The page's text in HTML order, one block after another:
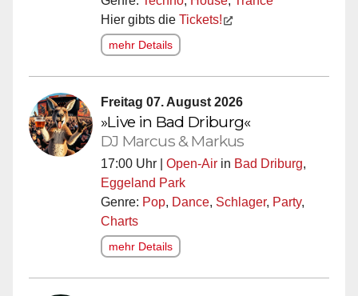
Hier gibts die Tickets!
mehr Details
Freitag 07. August 2026
»Live in Bad Driburg«
DJ Marcus & Markus
17:00 Uhr | Open-Air in Bad Driburg,
Eggeland Park
Genre: Pop, Dance, Schlager, Party,
Charts
mehr Details